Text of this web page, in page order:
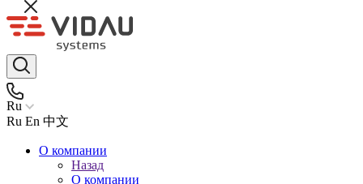
Ru
Ru En 中文
О компании
Назад
О компании